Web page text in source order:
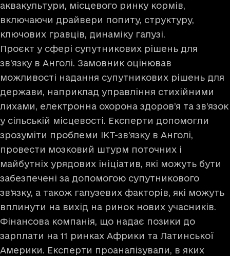
аквакультури, місцевого ринку кормів,
включаючи драйвери попиту, структуру,
ключових гравців, динаміку галузі.
Проєкт у сфері супутникових рішень для
зв’язку в Анголі. Замовник оцінював
можливості надання супутникових рішень для
держави, наприклад управління стихійними
лихами, електронна охорона здоров’я та зв’язок
у сільській місцевості. Експерти допомогли
зрозуміти проблеми ІКТ-зв’язку в Анголі,
провести мозковий штурм поточних і
майбутніх урядових ініціатив, які можуть бути
забезпечені за допомогою супутникового
зв'язку, а також галузевих факторів, які можуть
вплинути на вихід на ринок нових учасників.
Фінансова компанія, що надає позики до
зарплати на 11 ринках Африки та Латинської
Америки. Експерти проаналізували, в яких